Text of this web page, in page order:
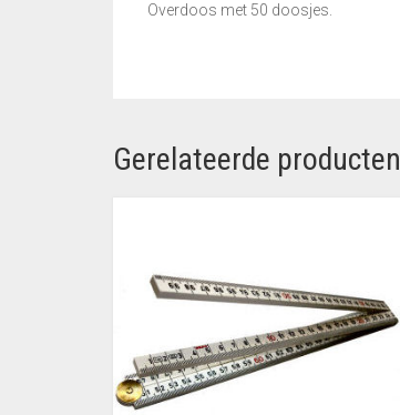
Overdoos met 50 doosjes.
Gerelateerde producten